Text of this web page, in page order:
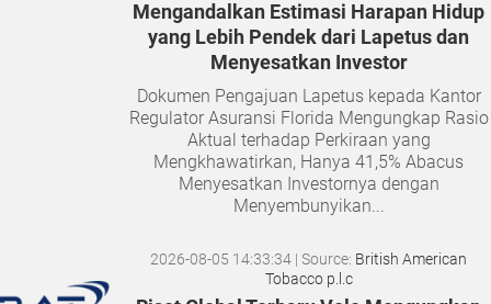
Mengandalkan Estimasi Harapan Hidup
yang Lebih Pendek dari Lapetus dan
Menyesatkan Investor
Dokumen Pengajuan Lapetus kepada Kantor
Regulator Asuransi Florida Mengungkap Rasio
Aktual terhadap Perkiraan yang
Mengkhawatirkan, Hanya 41,5% Abacus
Menyesatkan Investornya dengan
Menyembunyikan...
2026-08-05 14:33:34 | Source: British American
Tobacco p.l.c